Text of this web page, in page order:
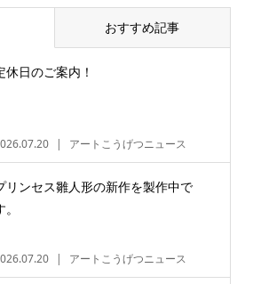
おすすめ記事
休日のご案内！
アートこうげつニュース
リンセス雛人形の新作を製作中で
アートこうげつニュース